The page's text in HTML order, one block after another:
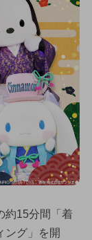
約15分間「着
ング」を開